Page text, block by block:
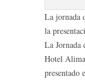
La jornada
la
La Jornada
Hotel
presentado